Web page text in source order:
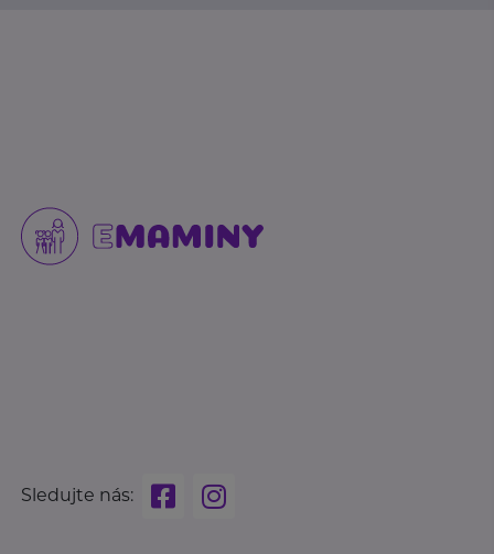
Sledujte nás: